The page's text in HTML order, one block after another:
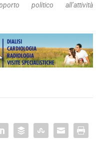
politico all’attività